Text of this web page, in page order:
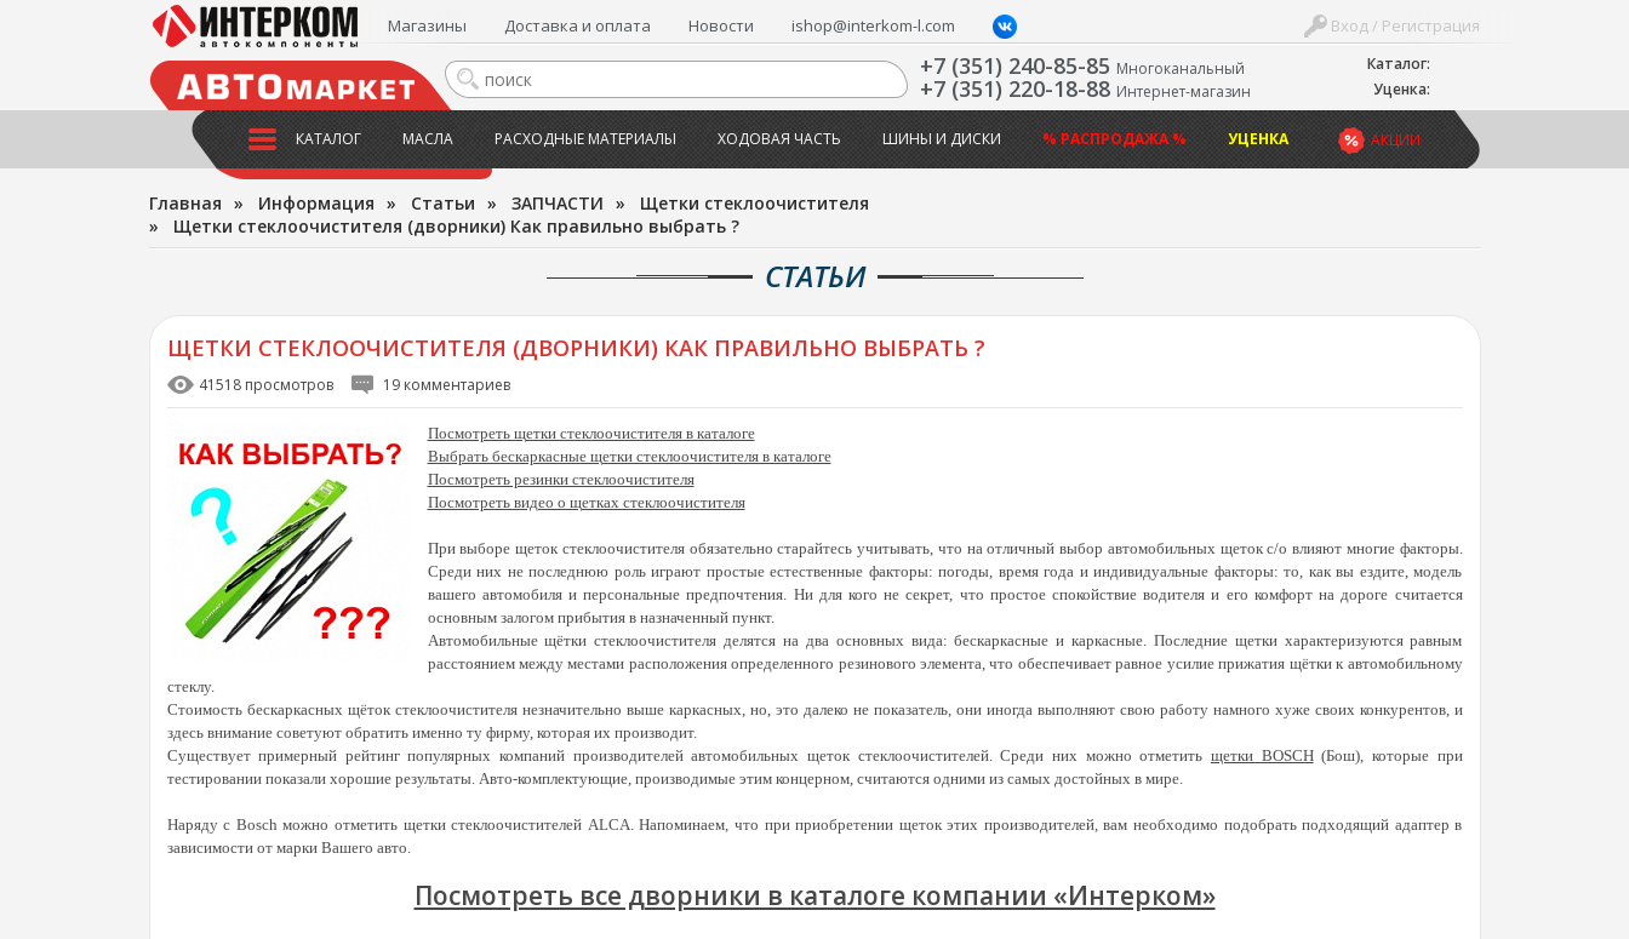
Каталог:
Уценка:
Вход / Регистрация
Магазины Доставка и оплата Новости ishop@interkom-l.com
+7 (351) 240-85-85 Многоканальный
+7 (351) 220-18-88 Интернет-магазин
АКЦИИ
КАТАЛОГ МАСЛА РАСХОДНЫЕ МАТЕРИАЛЫ ХОДОВАЯ ЧАСТЬ ШИНЫ И ДИСКИ % РАСПРОДАЖА % УЦЕНКА
Главная » Информация » Статьи » ЗАПЧАСТИ » Щетки стеклоочистителя
» Щетки стеклоочистителя (дворники) Как правильно выбрать ?
СТАТЬИ
ЩЕТКИ СТЕКЛООЧИСТИТЕЛЯ (ДВОРНИКИ) КАК ПРАВИЛЬНО ВЫБРАТЬ ?
41518 просмотров 19 комментариев
Посмотреть щетки стеклоочистителя в каталоге
Выбрать бескаркасные щетки стеклоочистителя в каталоге
Посмотреть резинки стеклоочистителя
Посмотреть видео о щетках стеклоочистителя
При выборе щеток стеклоочистителя обязательно старайтесь учитывать, что на отличный выбор автомобильных щеток с/о влияют многие факторы.
Среди них не последнюю роль играют простые естественные факторы: погоды, время года и индивидуальные факторы: то, как вы ездите, модель
вашего автомобиля и персональные предпочтения. Ни для кого не секрет, что простое спокойствие водителя и его комфорт на дороге считается
основным залогом прибытия в назначенный пункт.
Автомобильные щётки стеклоочистителя делятся на два основных вида: бескаркасные и каркасные. Последние щетки характеризуются равным
расстоянием между местами расположения определенного резинового элемента, что обеспечивает равное усилие прижатия щётки к автомобильному
стеклу.
Стоимость бескаркасных щёток стеклоочистителя незначительно выше каркасных, но, это далеко не показатель, они иногда выполняют свою работу намного хуже своих конкурентов, и
здесь внимание советуют обратить именно ту фирму, которая их производит.
Существует примерный рейтинг популярных компаний производителей автомобильных щеток стеклоочистителей. Среди них можно отметить щетки BOSCH(Бош), которые при
тестировании показали хорошие результаты. Авто-комплектующие, производимые этим концерном, считаются одними из самых достойных в мире.
Наряду с Bosch можно отметить щетки стеклоочистителей ALCA. Напоминаем, что при приобретении щеток этих производителей, вам необходимо подобрать подходящий адаптер в
зависимости от марки Вашего авто.
Посмотреть все дворники в каталоге компании «Интерком»